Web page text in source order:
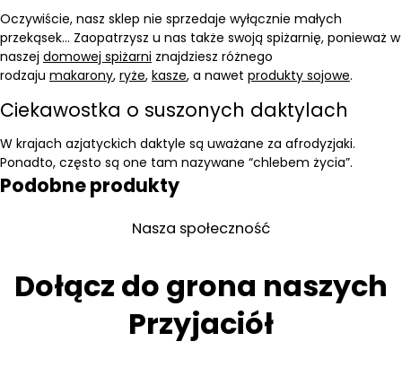
Oczywiście, nasz sklep nie sprzedaje wyłącznie małych
przekąsek… Zaopatrzysz u nas także swoją spiżarnię, ponieważ w
naszej domowej spiżarni znajdziesz różnego
rodzaju makarony, ryże, kasze, a nawet produkty sojowe.
Ciekawostka o suszonych daktylach
W krajach azjatyckich daktyle są uważane za afrodyzjaki.
Ponadto, często są one tam nazywane “chlebem życia”.
Podobne produkty
Nasza społeczność
Dołącz do grona naszych
Przyjaciół